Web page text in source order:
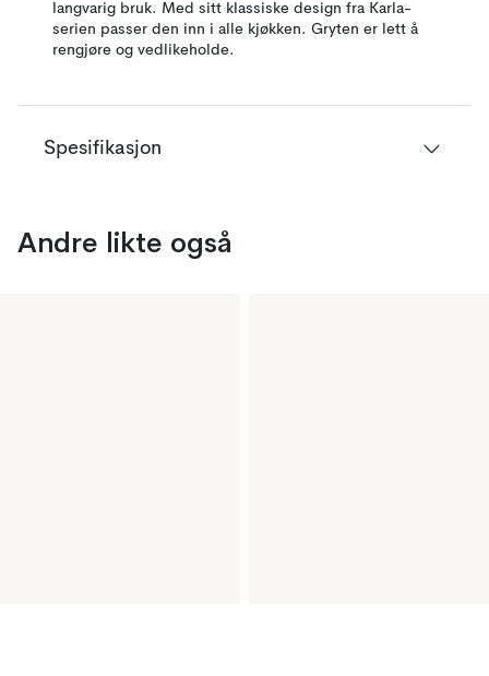
langvarig bruk. Med sitt klassiske design fra Karla-
serien passer den inn i alle kjøkken. Gryten er lett å
rengjøre og vedlikeholde.
Spesifikasjon
Andre likte også